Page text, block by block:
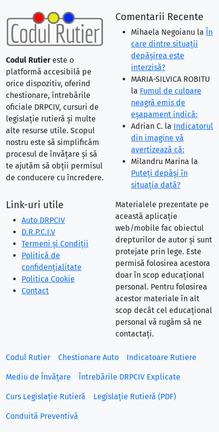
Codul Rutiereste o
platformă accesibilă pe
orice dispozitiv, oferind
chestionare, întrebările
oficiale DRPCIV, cursuri de
legislație rutieră și multe
alte resurse utile. Scopul
nostru este să simplificăm
procesul de învățare și să
te ajutăm să obții permisul
de conducere cu încredere.
Comentarii Recente
Mihaela Negoianu la În
care dintre situaţii
depăşirea este
interzisă?
MARIA-SILVICA ROBITU
la Fumul de culoare
neagră emis de
eşapament indică:
Adrian C. la Indicatorul
din imagine vă
avertizează că:
Milandru Marina la
Puteţi depăşi în
situaţia dată?
Link-uri utile
Auto DRPCIV
D.R.P.C.I.V
Termeni și Condiții
Politică de
confidențialitate
Politica Cookie
Contact
Materialele prezentate pe
această aplicație
web/mobile fac obiectul
drepturilor de autor și sunt
protejate prin lege. Este
permisă folosirea acestora
doar în scop educațional
personal. Pentru folosirea
acestor materiale în alt
scop decât cel educațional
personal vă rugăm să ne
contactați.
Codul Rutier Chestionare Auto Indicatoare Rutiere
Mediu de Învățare Întrebările DRPCIV Explicate
Curs Legislație Rutieră Legislație Rutieră (PDF)
Conduită Preventivă